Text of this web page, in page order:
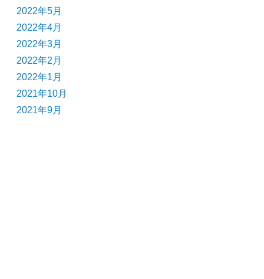
2022年5月
2022年4月
2022年3月
2022年2月
2022年1月
2021年10月
2021年9月